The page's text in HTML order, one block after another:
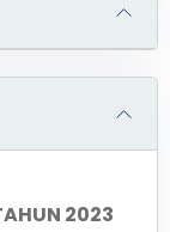
2023